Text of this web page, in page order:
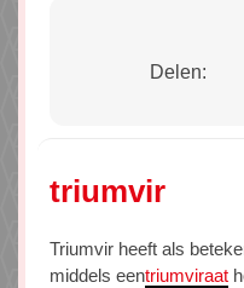
Delen:
triumvir
Triumvir heeft als
middels eentriumviraat